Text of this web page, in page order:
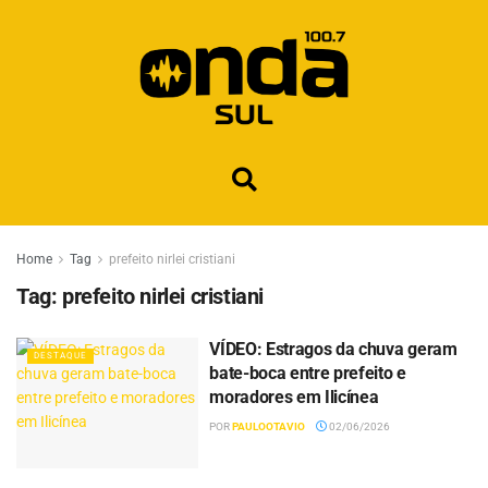
Home Tag prefeito nirlei cristiani
Tag: prefeito nirlei cristiani
DESTAQUE
VÍDEO: Estragos da chuva geram
bate-boca entre prefeito e
moradores em Ilicínea
PORPAULOOTAVIO 02/06/2026